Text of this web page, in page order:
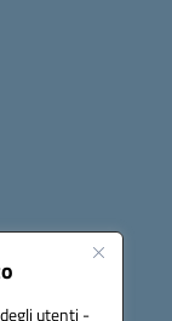
utenti -